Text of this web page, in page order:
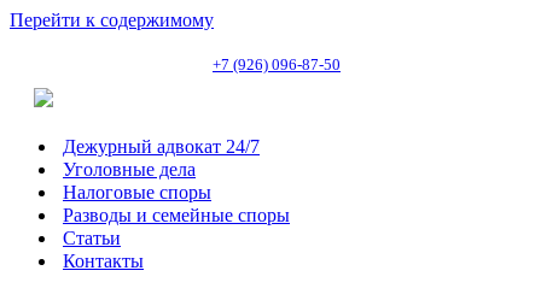
Перейти к содержимому
+7 (926) 096-87-50
Дежурный адвокат 24/7
Уголовные дела
Налоговые споры
Разводы и семейные споры
Статьи
Контакты